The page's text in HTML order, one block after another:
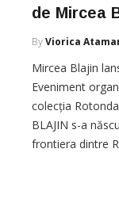
de Mircea
ByViorica
Mircea Blajin
Eveniment
colecția
BLAJIN s-a
frontiera dintre